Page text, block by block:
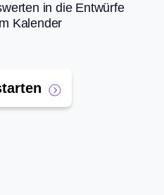
in die Entwürfe
Kalender